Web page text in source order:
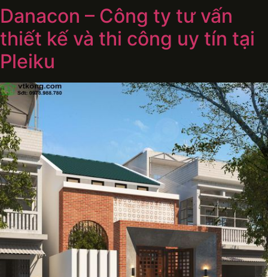
Danacon – Công ty tư vấn
thiết kế và thi công uy tín tại
Pleiku